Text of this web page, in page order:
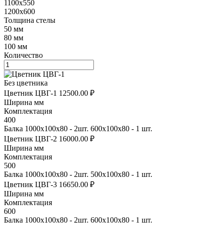
1100х550
1200х600
Толщина стелы
50 мм
80 мм
100 мм
Количество
Без цветника
Цветник ЦВГ-1 12500.00 ₽
Ширина мм
Комплектация
400
Балка 1000х100х80 - 2шт. 600х100х80 - 1 шт.
Цветник ЦВГ-2 16000.00 ₽
Ширина мм
Комплектация
500
Балка 1000х100х80 - 2шт. 500х100х80 - 1 шт.
Цветник ЦВГ-3 16650.00 ₽
Ширина мм
Комплектация
600
Балка 1000х100х80 - 2шт. 600х100х80 - 1 шт.